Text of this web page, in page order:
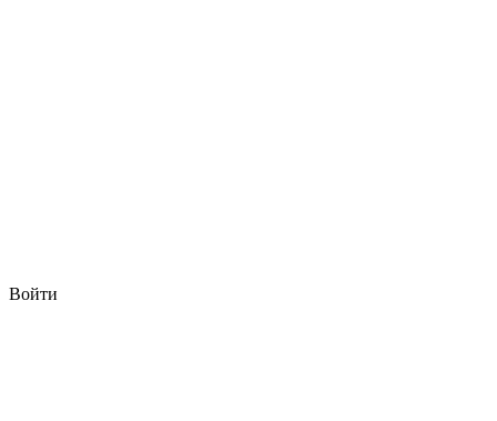
Войти